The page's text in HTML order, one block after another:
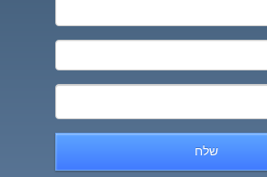
שלח